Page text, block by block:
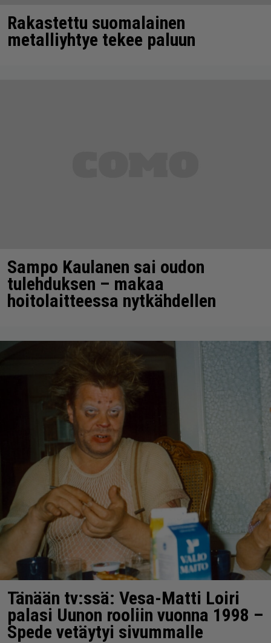
Rakastettu suomalainen
metalliyhtye tekee paluun
Sampo Kaulanen sai oudon
tulehduksen – makaa
hoitolaitteessa nytkähdellen
Tänään tv:ssä: Vesa-Matti Loiri
palasi Uunon rooliin vuonna 1998 –
Spede vetäytyi sivummalle